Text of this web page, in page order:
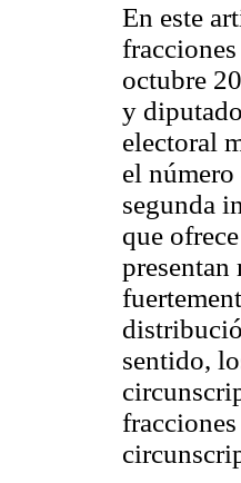
En este
octubre
y
electoral
el número
segunda
que
presentan
sentido,